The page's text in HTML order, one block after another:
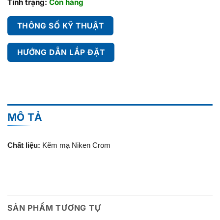
Tình trạng: Còn hàng
THÔNG SỐ KỸ THUẬT
HƯỚNG DẪN LẮP ĐẶT
MÔ TẢ
Chất liệu: Kẽm mạ Niken Crom
SẢN PHẨM TƯƠNG TỰ